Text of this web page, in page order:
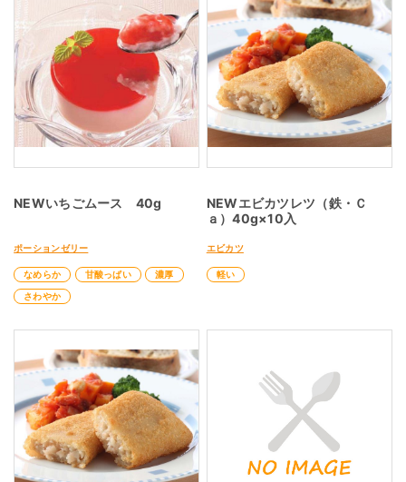
NEWいちごムース 40g
ポーションゼリー
なめらか 甘酸っぱい
濃厚
さわやか
NEWエビカツレツ（鉄・Ｃ
ａ）40g×10入
エビカツ
軽い